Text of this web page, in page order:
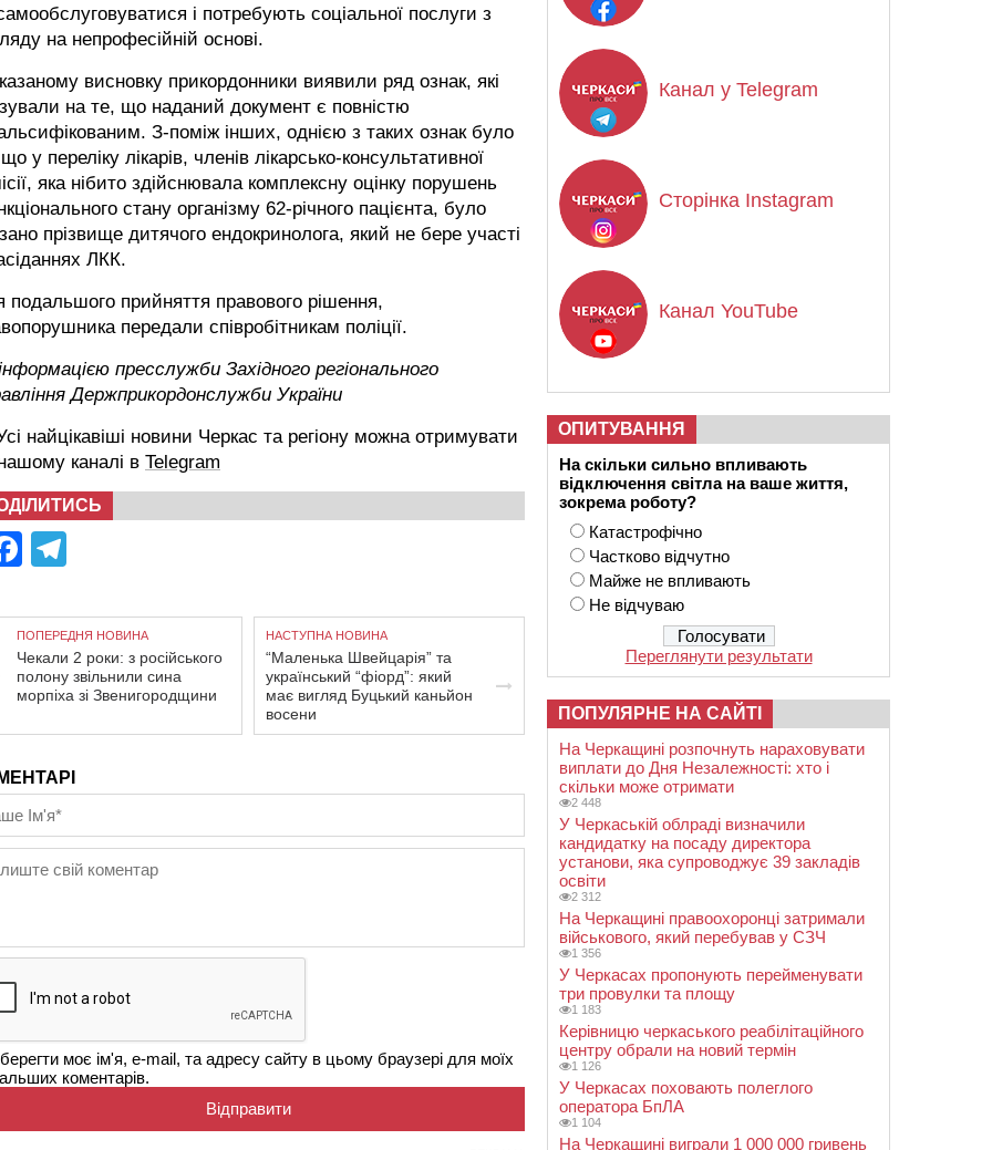
і потребують соціальної послуги з
на непрофесійній основі.
висновку прикордонники виявили ряд ознак, які
на те, що наданий документ є повністю
З-поміж інших, однією з таких ознак було
у переліку лікарів, членів лікарсько-консультативної
яка нібито здійснювала комплексну оцінку порушень
стану організму 62-річного пацієнта, було
прізвище дитячого ендокринолога, який не бере участі
ЛКК.
подальшого прийняття правового рішення,
передали співробітникам поліції.
пресслужби Західного регіонального
Держприкордонслужби України
найцікавіші новини Черкас та регіону можна отримувати
каналі в Telegram
Facebook
ПОПЕРЕДНЯ НОВИНА
Чекали 2 роки: з російського
полону звільнили сина
морпіха зі Звенигородщини
НАСТУПНА НОВИНА
“Маленька Швейцарія” та
український “фіорд”: який
має вигляд Буцький каньйон
восени
моє ім'я, e-mail, та адресу сайту в цьому браузері для моїх
коментарів.
Канал у Telegram
Сторінка Instagram
Канал YouTube
ОПИТУВАННЯ
На скільки сильно впливають
відключення світла на ваше життя,
зокрема роботу?
Катастрофічно
Частково відчутно
Майже не впливають
Не відчуваю
Переглянути результати
ПОПУЛЯРНЕ НА САЙТІ
На Черкащині розпочнуть нараховувати
виплати до Дня Незалежності: хто і
скільки може отримати
2 448
У Черкаській облраді визначили
кандидатку на посаду директора
установи, яка супроводжує 39 закладів
освіти
2 312
На Черкащині правоохоронці затримали
військового, який перебував у СЗЧ
1 356
У Черкасах пропонують перейменувати
три провулки та площу
1 183
Керівницю черкаського реабілітаційного
центру обрали на новий термін
1 126
У Черкасах поховають полеглого
оператора БпЛА
1 104
На Черкащині виграли 1 000 000 гривень